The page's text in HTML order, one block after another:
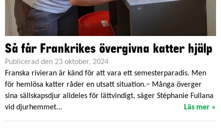
Så får Frankrikes övergivna katter hjälp
Publicerad den 23 oktober, 2024
Franska rivieran är känd för att vara ett semesterparadis. Men
för hemlösa katter råder en utsatt situation.− Många överger
sina sällskapsdjur alldeles för lättvindigt, säger Stéphanie Fullana
vid djurhemmet...
Läs mer »